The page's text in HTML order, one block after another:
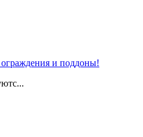
и поддоны!